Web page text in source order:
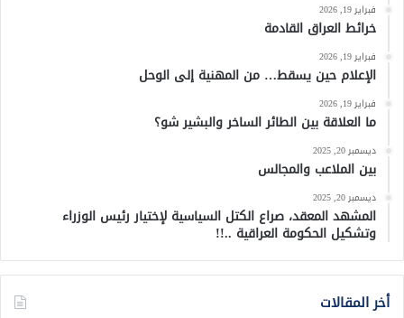
فبراير 19, 2026
خرائط العراق القادمة
فبراير 19, 2026
الإعلام حين يسقط… من المهنية إلى الوحل
فبراير 19, 2026
ما العلاقة بين الطائر الساخر والبشير شو؟
ديسمبر 20, 2025
بين الملاعب والمجالس
ديسمبر 20, 2025
المشهد المعقد، صراع الكتل السياسية لإختيار رئيس الوزراء
وتشكيل الحكومة العراقية ..!!
أخر المقالات